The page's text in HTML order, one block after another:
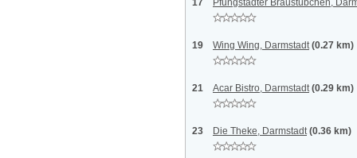
17 Pfungstädter Braustübchen,
19 Wing Wing, Darmstadt (0.27 km)
21 Acar Bistro, Darmstadt (0.29 km)
23 Die Theke, Darmstadt (0.36 km)